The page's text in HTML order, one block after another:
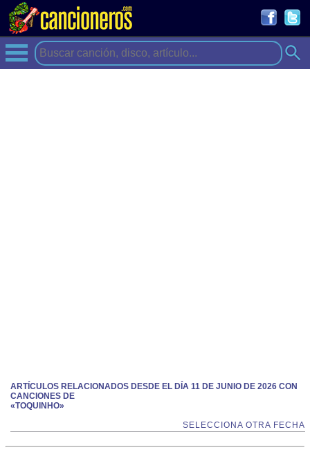
ARTÍCULOS RELACIONADOS DESDE EL DÍA 11 DE JUNIO DE 2026 CON
CANCIONES DE
«TOQUINHO»
SELECCIONA OTRA FECHA